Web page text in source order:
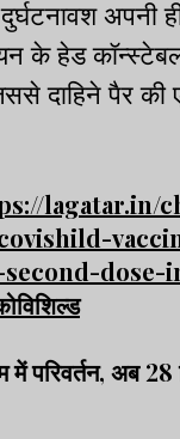
अपनी
के हेड
दाहिने पैर की
lagatar.in/
dose-
परिवर्तन, अब 28